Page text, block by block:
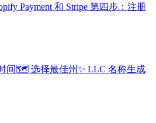
Payment 和 Stripe 第四步：注册
间🗺️ 选择最佳州✨ LLC 名称生成